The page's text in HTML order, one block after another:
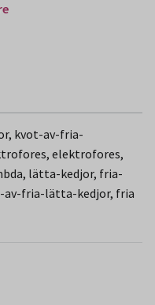
kvot-av-fria-
elektrofores,
lätta-kedjor, fria-
fria-lätta-kedjor, fria